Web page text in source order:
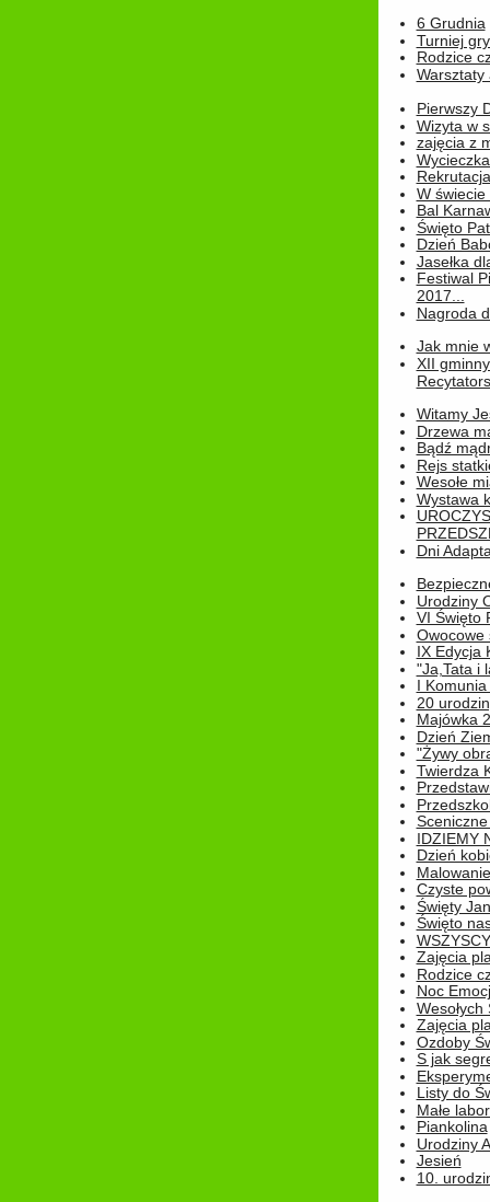
6 Grudnia
Turniej
Rodzice
Warsztaty
Pierwszy
Wizyta w
zajęcia z
W świecie
Bal
Święto
Dzień
Jasełka
Festiwal
2017...
Nagroda
Jak mnie
XII
Witamy
Drzewa
Bądź
Rejs
Wesołe
Wystawa
Dni
Urodziny
VI Święto
Owocowe
IX Edycja
"Ja,Tata i
I
20
Majówka
Dzień
"Żywy
Twierdza
IDZIEMY
Dzień
Czyste
Święty
Święto
Zajęcia
Rodzice
Noc
Wesołych
Zajęcia
Ozdoby
S jak
Listy do
Małe
Piankolina
Urodziny
Jesień
10.